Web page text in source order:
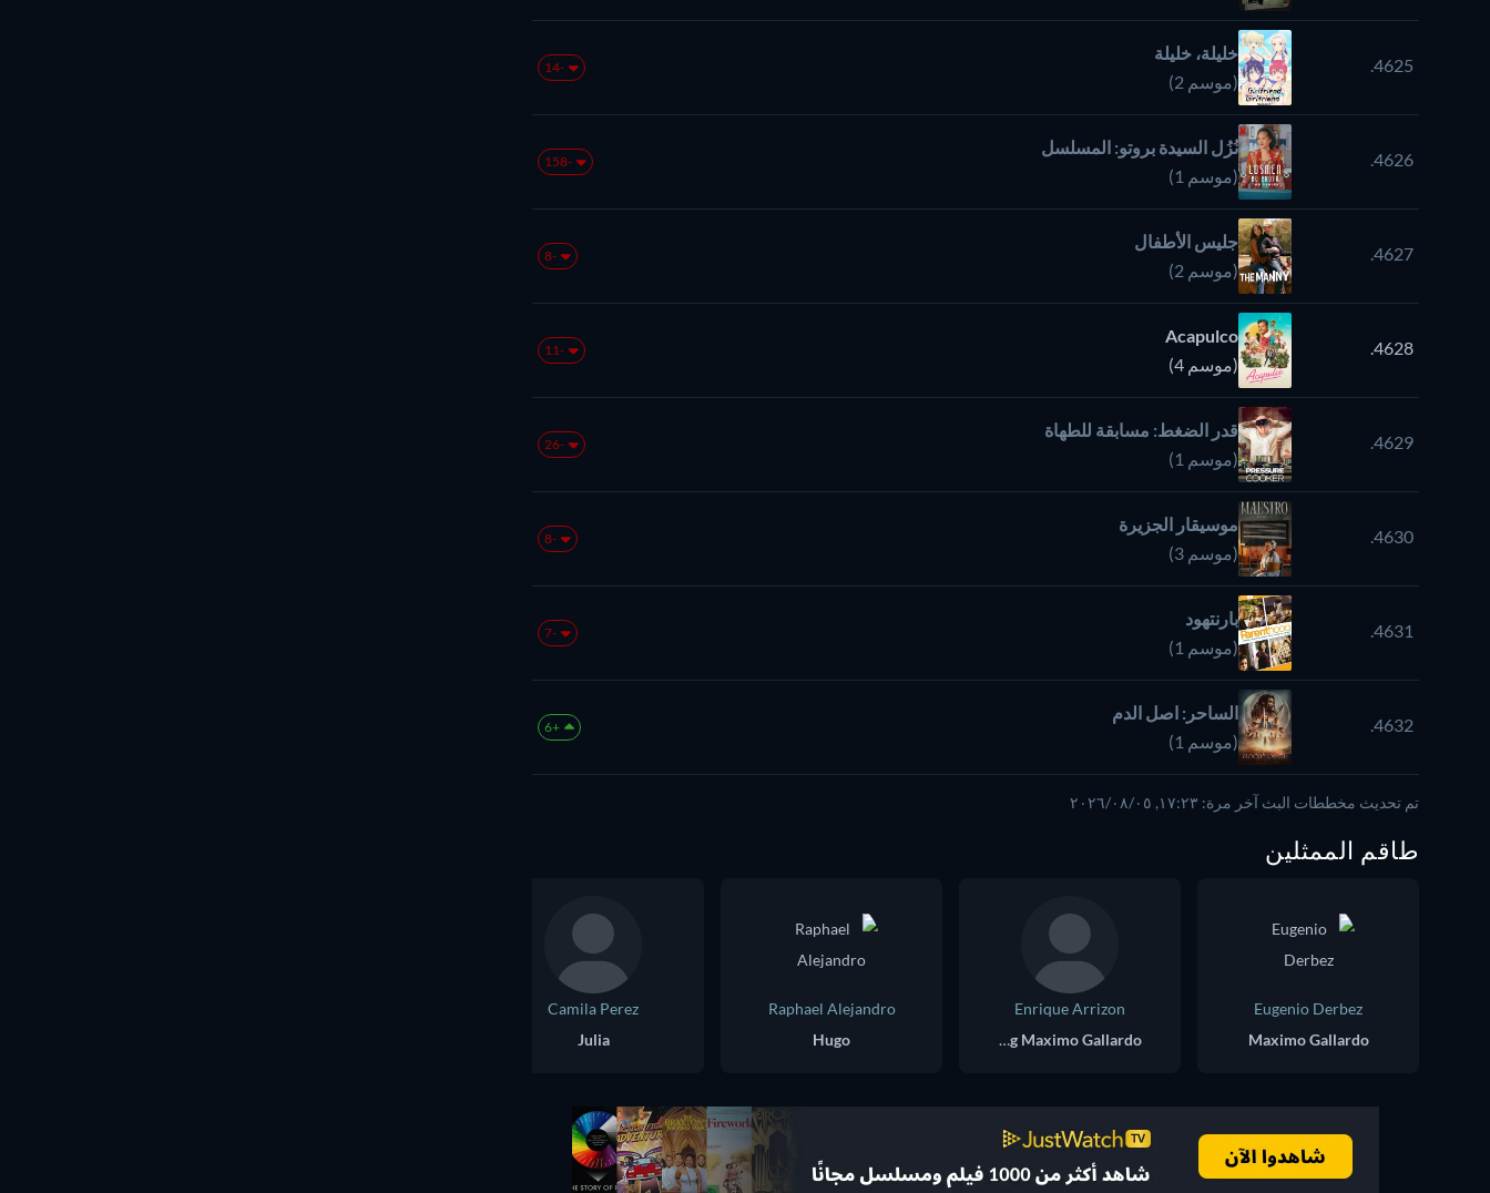
4625.
خليلة، خليلة
(موسم 2)
-14
4626.
نُزُل السيدة بروتو: المسلسل
(موسم 1)
-158
4627.
جليس الأطفال
(موسم 2)
-8
4628.
Acapulco
(موسم 4)
-11
4629.
قدر الضغط: مسابقة للطهاة
(موسم 1)
-26
4630.
موسيقار الجزيرة
(موسم 3)
-8
4631.
بارنتهود
(موسم 1)
-7
4632.
الساحر: اصل الدم
(موسم 1)
+6
تم تحديث مخططات البث آخر مرة: ١٧:٢٣, ٠٥‏/٠٨‏/٢٠٢٦
طاقم الممثلين
Eugenio Derbez
Maximo Gallardo
Enrique Arrizon
Young Maximo Gallardo
Raphael Alejandro
Hugo
Camila Perez
Julia